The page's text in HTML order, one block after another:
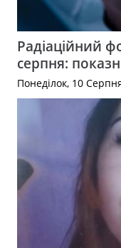
Радіаційний
серпня:
Понеділок, 10